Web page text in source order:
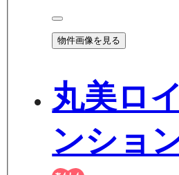
物件画像を見る
丸美ロ
ンショ